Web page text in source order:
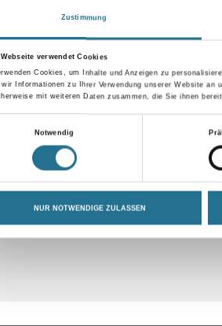
Zustimmung
Webseite verwendet Cookies
Cookies, um Inhalte und Anzeigen zu
wir Informationen zu Ihrer Verwendung unserer Website
mit weiteren Daten zusammen, die Sie ihnen
Notwendig
NUR NOTWENDIGE ZULASSEN